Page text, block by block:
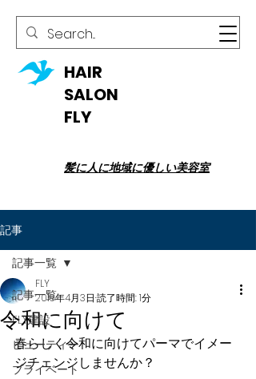
HAIR
SALON
FLY
髪に人に地域に優しい美容室
記事
記事一覧
FLY建設
ビューティー
プライベート
記事一覧
令和に向けて
FLY
2019年4月3日 読了時間: 1分
春らしく令和に向けてパーマでイメー
ジチェンジしませんか？